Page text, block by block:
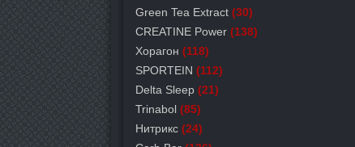
Green Tea Extract (30)
СREATINE Power (138)
Хорагон (118)
SPORTEIN (112)
Delta Sleep (21)
Trinabol (85)
Нитрикс (24)